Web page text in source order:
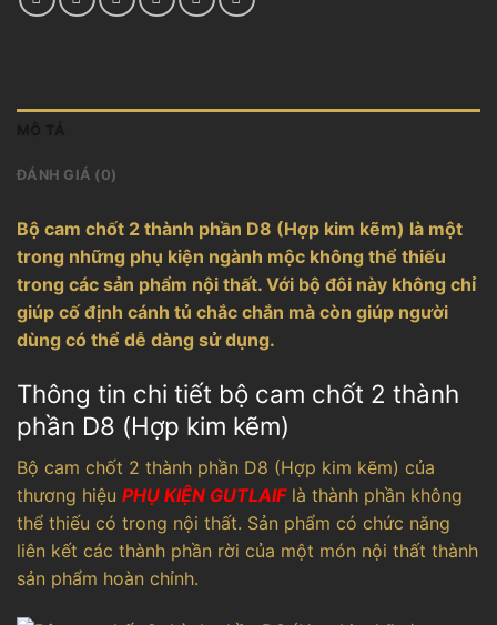
ĐÁNH GIÁ (0)
Bộ cam chốt 2 thành phần D8 (Hợp kim kẽm) là một
trong những phụ kiện ngành mộc không thể thiếu
trong các sản phẩm nội thất. Với bộ đôi này không chỉ
giúp cố định cánh tủ chắc chắn mà còn giúp người
dùng có thể dễ dàng sử dụng.
Thông tin chi tiết bộ cam chốt 2 thành
phần D8 (Hợp kim kẽm)
Bộ cam chốt 2 thành phần D8 (Hợp kim kẽm) của
thương hiệu PHỤ KIỆN GUTLAIFlà thành phần không
thể thiếu có trong nội thất. Sản phẩm có chức năng
liên kết các thành phần rời của một món nội thất thành
sản phẩm hoàn chỉnh.